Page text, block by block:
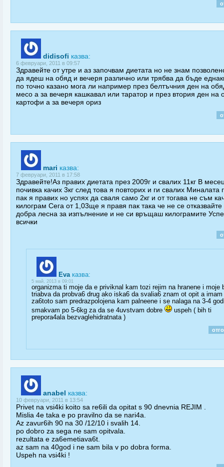
didisofi казва:
6 февруари, 2011 в 09:57
Здравейте от утре и аз започвам диетата но не знам
да ядеш на обяд и вечеря различно или трябва да бъде
по точно казано мога ли например през белтъчния ден на
месо а за вечеря кашкавал или таратор и през втория ден на
картофи а за вечеря ориз
mari казва:
7 февруари, 2011 в 17:58
Здравейте!Аз правих диетата през 2009г и свалих 11кг В
почивка качих 3кг след това я повторих и ги свалих Миналата
пак я правих но успях да сваля само 2кг и от тогава не съм
килограм Сега от 1,03ще я правя пак така че не се
добра лесна за изпълнение и не си връщаш килограмите
всички
Eva казва:
5 май, 2013 в 09:01
organizma ti moje da e priviknal kam tozi rejim na hranene i moje
triabva da probva6 drug ako iska6 da svalia6 znam ot opit a
za6toto sam predrazpolojena kam palneene i se nalaga na 3-4
smakvam po 5-6kg za da se 4uvstvam dobre
uspeh ( bih ti
prepora4ala bezvaglehidratnata )
anabel казва:
10 февруари, 2011 в 13:54
Privet na vsi4ki koito sa re6ili da opitat s 90 dnevnia REJIM .
Mislia 4e taka e po pravilno da se nari4a.
Az zavur6ih 90 na 30 /12/10 i svalih 14.
po dobro za sega ne sam opitvala.
rezultata e za6emetiava6t.
az sam na 40god i ne sam bila v po dobra forma.
Uspeh na vsi4ki !